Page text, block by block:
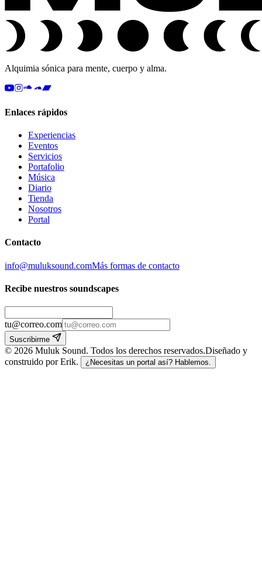
Alquimia sónica para mente, cuerpo y alma.
Enlaces rápidos
Experiencias
Eventos
Servicios
Portafolio
Música
Diario
Tienda
Nosotros
Portal
Contacto
info@muluksound.comMás formas de contacto
Recibe nuestros soundscapes
tu@correo.com
Suscribirme
© 2026 Muluk Sound. Todos los derechos reservados.Diseñado y
construido por Erik.
¿Necesitas un portal así? Hablemos.